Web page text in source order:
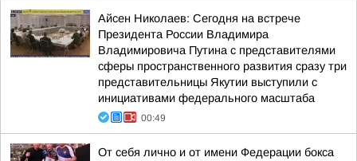
Айсен Николаев: Сегодня на встрече
Президента России Владимира
Владимировича Путина с представителями
сферы пространственного развития сразу три
представительницы Якутии выступили с
инициативами федерального масштаба
00:49
От себя лично и от имени Федерации бокса